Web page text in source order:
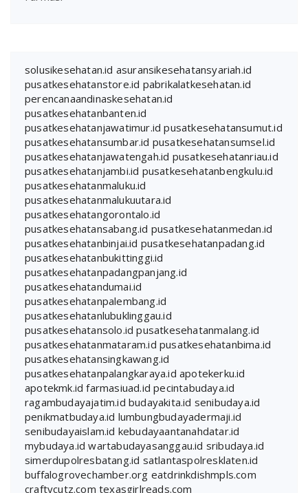
solusikesehatan.id asuransikesehatansyariah.id
pusatkesehatanstore.id pabrikalatkesehatan.id
perencanaandinaskesehatan.id
pusatkesehatanbanten.id
pusatkesehatanjawatimur.id pusatkesehatansumut.id
pusatkesehatansumbar.id pusatkesehatansumsel.id
pusatkesehatanjawatengah.id pusatkesehatanriau.id
pusatkesehatanjambi.id pusatkesehatanbengkulu.id
pusatkesehatanmaluku.id
pusatkesehatanmalukuutara.id
pusatkesehatangorontalo.id
pusatkesehatansabang.id pusatkesehatanmedan.id
pusatkesehatanbinjai.id pusatkesehatanpadang.id
pusatkesehatanbukittinggi.id
pusatkesehatanpadangpanjang.id
pusatkesehatandumai.id
pusatkesehatanpalembang.id
pusatkesehatanlubuklinggau.id
pusatkesehatansolo.id pusatkesehatanmalang.id
pusatkesehatanmataram.id pusatkesehatanbima.id
pusatkesehatansingkawang.id
pusatkesehatanpalangkaraya.id apotekerku.id
apotekmk.id farmasiuad.id pecintabudaya.id
ragambudayajatim.id budayakita.id senibudaya.id
penikmatbudaya.id lumbungbudayadermaji.id
senibudayaislam.id kebudayaantanahdatar.id
mybudaya.id wartabudayasanggau.id sribudaya.id
simerdupolresbatang.id satlantaspolresklaten.id
buffalogrovechamber.org eatdrinkdishmpls.com
craftycutz.com texasgirlreads.com